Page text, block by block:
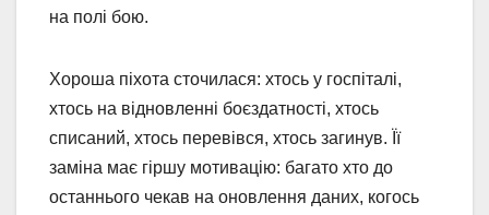
на полі бою.
Хороша піхота сточилася: хтось у госпіталі,
хтось на відновленні боєздатності, хтось
списаний, хтось перевівся, хтось загинув. Її
заміна має гіршу мотивацію: багато хто до
останнього чекав на оновлення даних, когось